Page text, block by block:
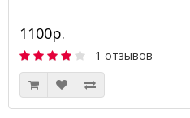
1100р.
1 отзывов